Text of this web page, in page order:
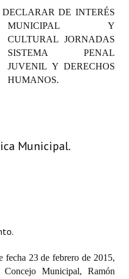
DE INTERÉS
MUNICIPAL Y
CULTURAL JORNADAS
SISTEMA PENAL
JUVENIL Y DERECHOS
HUMANOS.
Municipal.
fecha 23 de febrero de 2015,
Municipal, Ramón